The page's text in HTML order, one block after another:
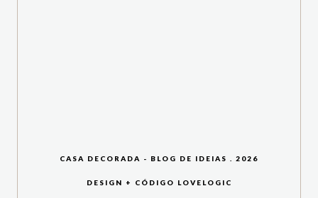
CASA DECORADA - BLOG DE IDEIAS 2026
DESIGN + CÓDIGO LOVELOGIC